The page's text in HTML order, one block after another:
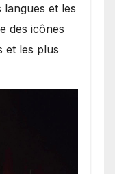
et les
des icônes
et les plus